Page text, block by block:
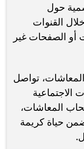
حول
القنوات
أو الصفحات غير
تواصل
الاجتماعية
المعاشات،
حياة كريمة